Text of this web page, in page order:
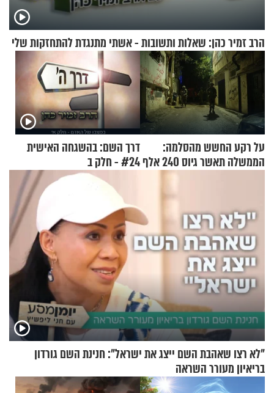
הרב זמיר כהן: שאלות ותשובות - אשתי מתנגדת להתחזקות שלי
על רקע החשש מהסלמה:
הממשלה תאשר גיוס 240 אלף
דרך השם: בהשגחה האישית
#24 - חלק ב
"לא רצו שאהבת השם ייצג את ישראל": חנינת השם גורדון
בריאיון מעורר השראה